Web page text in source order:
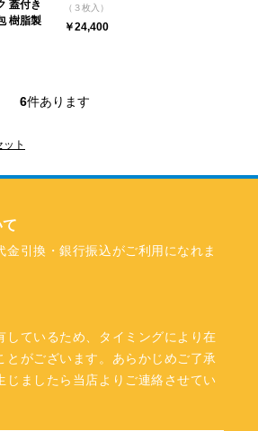
蓋付き
樹脂製
（３枚入）
￥24,400
6件あります
ット
金引換・銀行振込がご利用になれま
しているため、タイミングにより在
とがございます。あらかじめご了承
じましたら当店よりご連絡させてい